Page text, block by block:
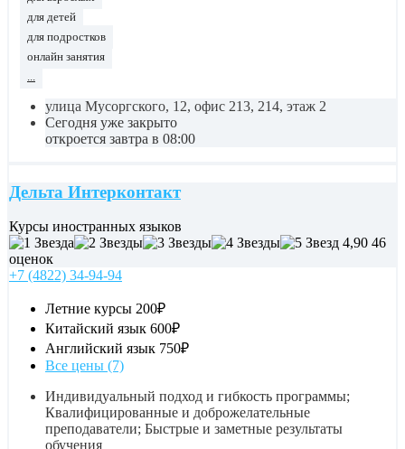
для детей
для подростков
онлайн занятия
...
улица Мусоргского, 12, офис 213, 214, этаж 2
Сегодня уже закрыто
откроется завтра в 08:00
Дельта Интерконтакт
Курсы иностранных языков
4,90 46
оценок
+7 (4822) 34-94-94
Летние курсы 200₽
Китайский язык 600₽
Английский язык 750₽
Все цены (7)
Индивидуальный подход и гибкость программы;
Квалифицированные и доброжелательные
преподаватели; Быстрые и заметные результаты
обучения